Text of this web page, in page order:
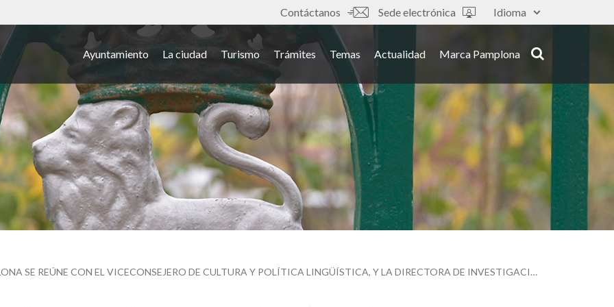
Idioma
Tools
Contáctanos Sede electrónica
Ayuntamiento La ciudad Turismo Trámites Temas Actualidad Marca Pamplona
EL ALCALDE DE PAMPLONA SE REÚNE CON EL VICECONSEJERO DE CULTURA Y POLÍTICA LINGÜÍSTICA, Y LA DIRECTORA DE INVESTIGACIÓN LINGÜÍSTICA Y COORDINACIÓN DEL GOBIERNO VASCO